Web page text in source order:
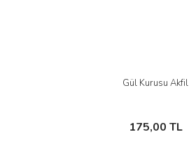
Gül Kurusu Akfil
175,00 TL
İncele
Sepete Ekle